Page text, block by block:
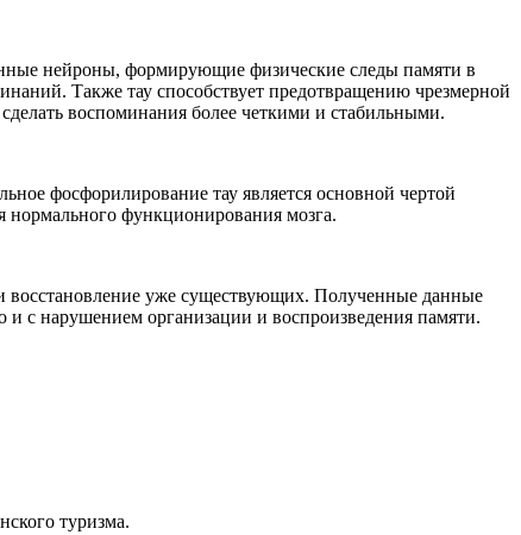
нейроны, формирующие физические следы памяти в
Также тау способствует предотвращению чрезмерной
воспоминания более четкими и стабильными.
фосфорилирование тау является основной чертой
нормального функционирования мозга.
восстановление уже существующих. Полученные данные
с нарушением организации и воспроизведения памяти.
туризма.